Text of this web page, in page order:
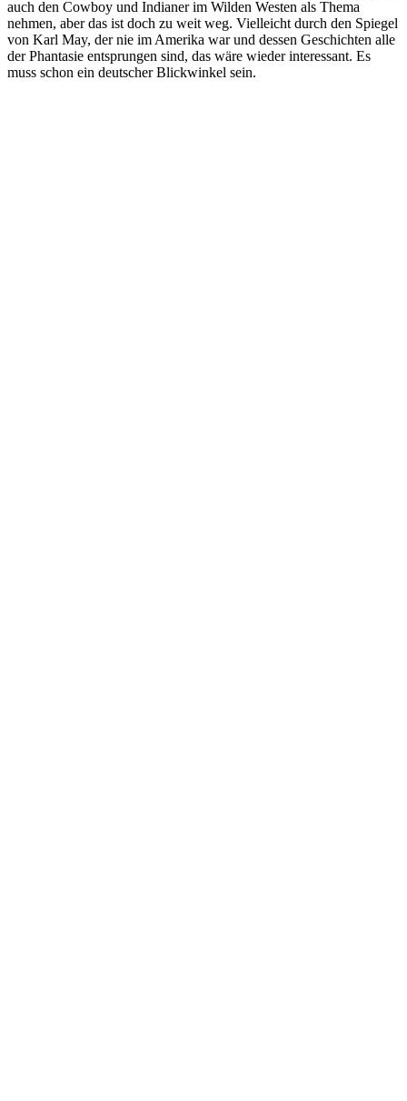
auch den Cowboy und Indianer im Wilden Westen als Thema
nehmen, aber das ist doch zu weit weg. Vielleicht durch den Spiegel
von Karl May, der nie im Amerika war und dessen Geschichten alle
der Phantasie entsprungen sind, das wäre wieder interessant. Es
muss schon ein deutscher Blickwinkel sein.